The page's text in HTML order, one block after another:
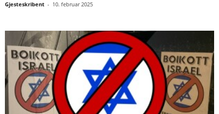
Gjesteskribent - 10. februar 2025